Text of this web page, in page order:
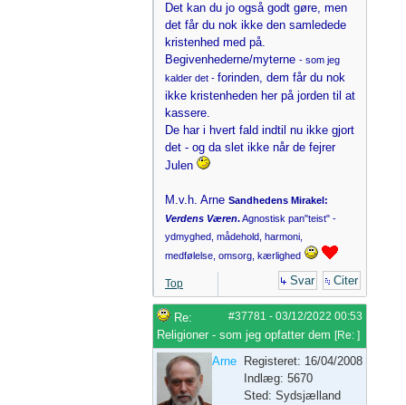
Det kan du jo også godt gøre, men
det får du nok ikke den samledede
kristenhed med på.
Begivenhederne/myterne - som jeg
kalder det - forinden, dem får du nok
ikke kristenheden her på jorden til at
kassere.
De har i hvert fald indtil nu ikke gjort
det - og da slet ikke når de fejrer
Julen
M.v.h. Arne Sandhedens Mirakel:
Verdens Væren.Agnostisk pan"teist" -
ydmyghed, mådehold, harmoni,
medfølelse, omsorg, kærlighed
Top Svar Citer
#37781 - 03/12/2022 00:53
Re:
Religioner - som jeg opfatter dem [Re: ]
Arne
Registeret: 16/04/2008
Indlæg: 5670
Sted: Sydsjælland